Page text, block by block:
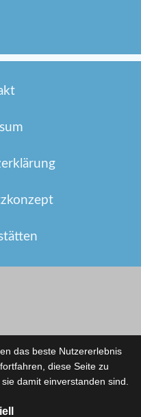
das beste Nutzererlebnis
diese Seite zu
damit einverstanden sind.